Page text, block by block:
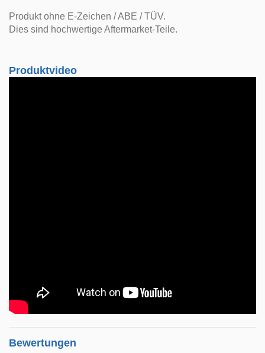
Produkt ohne E-Zeichen / ABE / TÜV.
Dies sind hochwertige Aftermarket-Teile.
Produktvideo
Bewertungen